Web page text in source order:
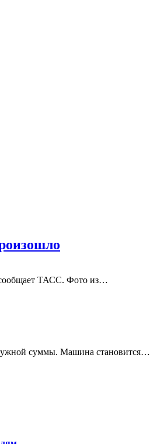
ТАСС. Фото из…
суммы. Машина становится…